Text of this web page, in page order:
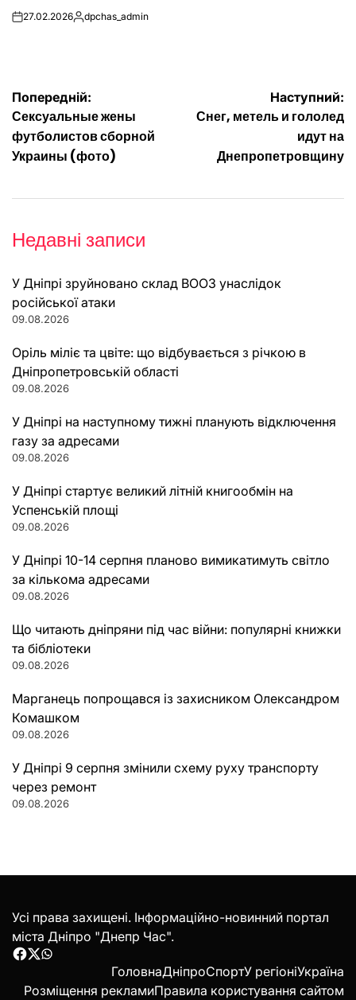
on27.02.2026Опубліковано
dpchas_admin
Навігація
записів
Попередній:
Сексуальные жены
футболистов сборной
Украины (фото)
Наступний:
Снег, метель и гололед
идут на
Днепропетровщину
Недавні записи
У Дніпрі зруйновано склад ВООЗ унаслідок
російської атаки
09.08.2026
Оріль міліє та цвіте: що відбувається з річкою в
Дніпропетровській області
09.08.2026
У Дніпрі на наступному тижні планують відключення
газу за адресами
09.08.2026
У Дніпрі стартує великий літній книгообмін на
Успенській площі
09.08.2026
У Дніпрі 10-14 серпня планово вимикатимуть світло
за кількома адресами
09.08.2026
Що читають дніпряни під час війни: популярні книжки
та бібліотеки
09.08.2026
Марганець попрощався із захисником Олександром
Комашком
09.08.2026
У Дніпрі 9 серпня змінили схему руху транспорту
через ремонт
09.08.2026
Усі права захищені. Інформаційно-новинний портал
міста Дніпро "Днепр Час".
Facebook
Twitter
WhatsApp
ГоловнаДніпроСпортУ регіоніУкраїна
Розміщення рекламиПравила користування сайтом